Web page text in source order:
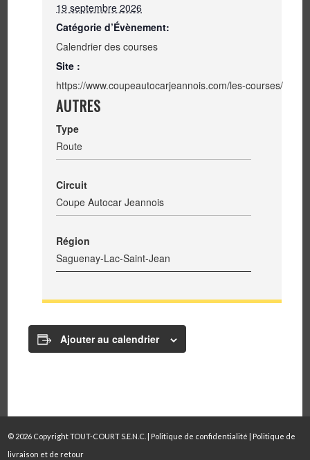
19 septembre 2026
Catégorie d’Évènement:
Calendrier des courses
Site :
https://www.coupeautocarjeannois.com/les-courses/
AUTRES
Type
Route
Circuit
Coupe Autocar Jeannois
Région
Saguenay-Lac-Saint-Jean
Ajouter au calendrier
© 2026 Copyright TOUT-COURT S.E.N.C. | Politique de confidentialité | Politique de
livraison et de retour